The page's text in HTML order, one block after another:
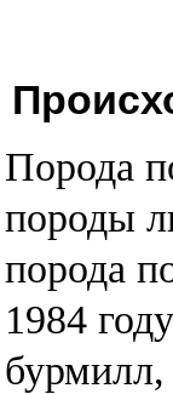
Порода
породы
порода
1984
бурмилл,